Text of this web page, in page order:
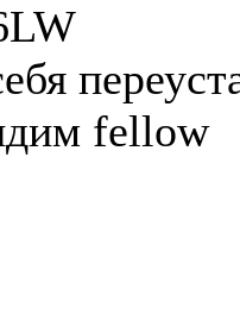
fellow